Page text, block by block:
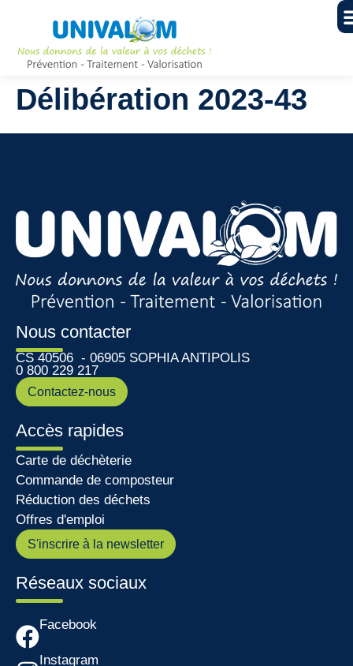
Délibération 2023-43
Nous contacter
CS 40506 - 06905 SOPHIA ANTIPOLIS
0 800 229 217
Contactez-nous
Accès rapides
Carte de déchèterie
Commande de composteur
Réduction des déchets
Offres d'emploi
S'inscrire à la newsletter
Réseaux sociaux
Facebook
Instagram